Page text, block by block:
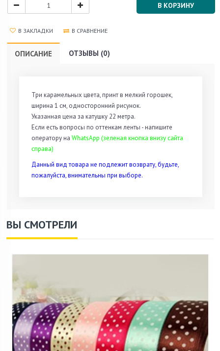
В КОРЗИНУ
В ЗАКЛАДКИ В СРАВНЕНИЕ
ОПИСАНИЕ ОТЗЫВЫ (0)
Три карамельных цвета, принт в мелкий горошек,
ширина 1 см, односторонний рисунок.
Указанная цена за катушку 22 метра.
Если есть вопросы по оттенкам ленты - напишите
оператору на WhatsApp (зеленая кнопка внизу сайта
справа)
Данный вид товара не подлежит возврату, будьте,
пожалуйста, внимательны при выборе.
ВЫ СМОТРЕЛИ